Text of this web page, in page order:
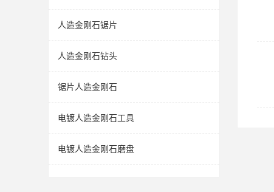
人造金刚石锯片
人造金刚石钻头
锯片人造金刚石
电镀人造金刚石工具
电镀人造金刚石磨盘